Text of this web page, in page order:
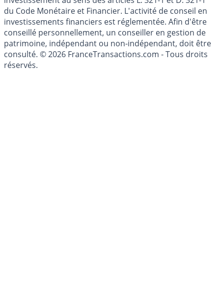
du Code Monétaire et Financier. L'activité de conseil en
investissements financiers est réglementée. Afin d'être
conseillé personnellement, un conseiller en gestion de
patrimoine, indépendant ou non-indépendant, doit être
consulté. © 2026 FranceTransactions.com - Tous droits
réservés.